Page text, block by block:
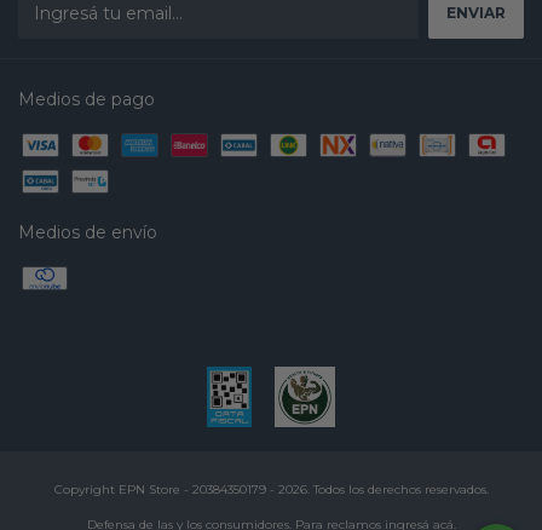
Medios de pago
Medios de envío
Copyright EPN Store - 20384350179 - 2026. Todos los derechos reservados.
Defensa de las y los consumidores. Para reclamos ingresá acá.